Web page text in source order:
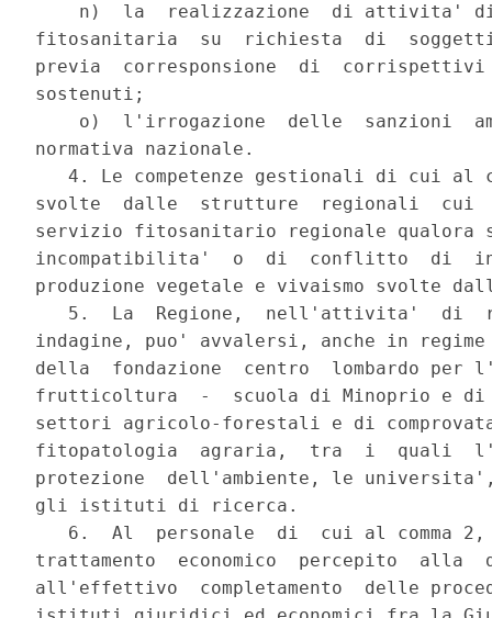
n)  la  realizzazione  di attivita'
fitosanitaria  su  richiesta  di
previa  corresponsione  di  corrispettivi
sostenuti;
o)  l'irrogazione  delle  sanzioni
normativa nazionale.
4. Le competenze gestionali di cui al
svolte  dalle  strutture  regionali  cui
servizio fitosanitario regionale qualora
incompatibilita'  o  di  conflitto  di
produzione vegetale e vivaismo svolte
5.  La  Regione,  nell'attivita'  di
indagine, puo' avvalersi, anche in regime
della  fondazione  centro  lombardo per
frutticoltura  -  scuola di Minoprio e
settori agricolo-forestali e di comprovata
fitopatologia  agraria,  tra  i  quali
protezione  dell'ambiente, le
gli istituti di ricerca.
6.  Al  personale  di  cui al comma
trattamento  economico  percepito  alla
all'effettivo  completamento  delle